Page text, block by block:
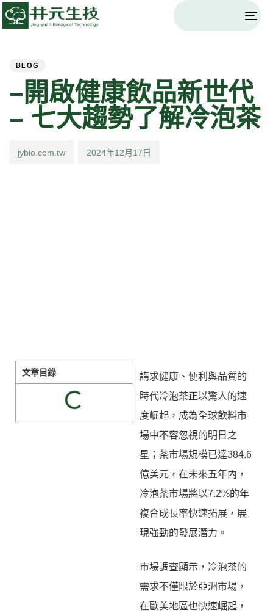
BLOG
–開啟健康飲品新世代
– 七大趨勢了解冷泡茶
jybio.com.tw 2024年12月17日
文章目錄
講求健康、便利與品質的
時代冷泡茶正以驚人的速
度崛起，成為全球飲料市
場中不容忽視的明日之
星；茶市場規模已達384.6
億美元，在未來五年內，
冷泡茶市場將以7.2%的年
複合成長率快速拓展，展
現強勁的發展潛力。
市場調查顯示，冷泡茶的
需求不僅限於亞洲市場，
在歐美地區也快速崛起，